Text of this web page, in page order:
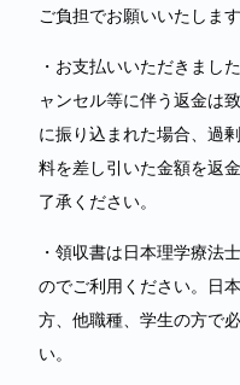
ご負担でお願いいたします
・お支払いいただきまし
ャンセル等に伴う返金は
に振り込まれた場合、過
料を差し引いた金額を返
了承ください。
・領収書は日本理学療法
のでご利用ください。日
方、他職種、学生の方で
い。